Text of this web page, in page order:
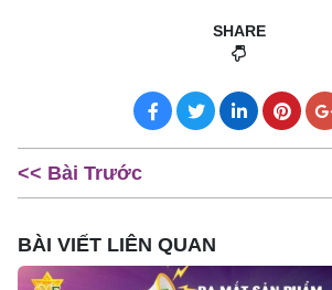
SHARE
<< Bài Trước
BÀI VIẾT LIÊN QUAN